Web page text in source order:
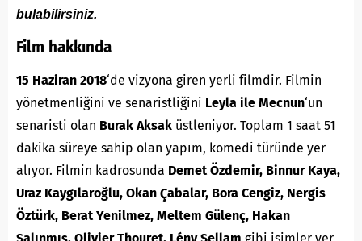
bulabilirsiniz.
Film hakkında
15 Haziran 2018‘de vizyona giren yerli filmdir. Filmin
yönetmenliğini ve senaristliğini Leyla ile Mecnun‘un
senaristi olan Burak Aksak üstleniyor. Toplam 1 saat 51
dakika süreye sahip olan yapım, komedi türünde yer
alıyor. Filmin kadrosunda Demet Özdemir, Binnur Kaya,
Uraz Kaygılaroğlu, Okan Çabalar, Bora Cengiz, Nergis
Öztürk, Berat Yenilmez, Meltem Gülenç, Hakan
Salınmış, Olivier Thouret, Lény Sellam gibi isimler yer